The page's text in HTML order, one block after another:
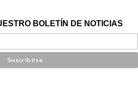
BOLETÍN DE NOTICIAS